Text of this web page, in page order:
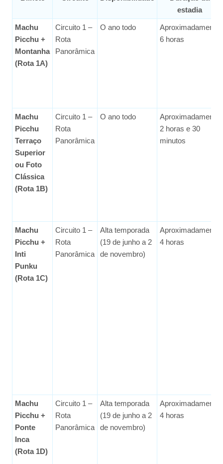
estadia
Machu
Picchu +
Montanha
(Rota 1A)
Circuito 1 –
Rota
Panorâmica
O ano todo
Aproximadamente
6 horas
Machu
Picchu
Terraço
Superior
ou Foto
Clássica
(Rota 1B)
Circuito 1 –
Rota
Panorâmica
O ano todo
Aproximadamente
2 horas e 30
minutos
Machu
Picchu +
Inti
Punku
(Rota 1C)
Circuito 1 –
Rota
Panorâmica
Alta temporada
(19 de junho a 2
de novembro)
Aproximadamente
4 horas
Machu
Picchu +
Ponte
Inca
(Rota 1D)
Circuito 1 –
Rota
Panorâmica
Alta temporada
(19 de junho a 2
de novembro)
Aproximadamente
4 horas